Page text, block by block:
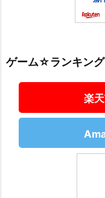
ゲーム☆ランキング
楽